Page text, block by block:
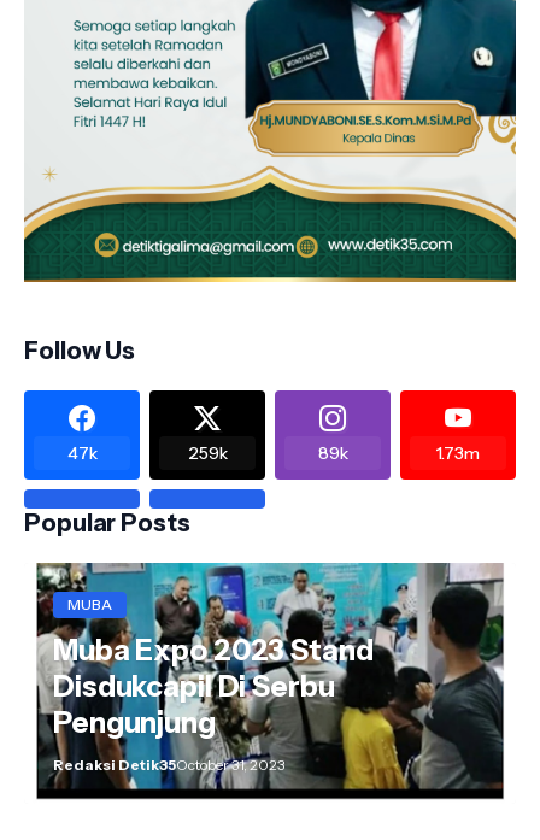
Follow Us
47k 259k 89k 1.73m
Popular Posts
MUBA
Muba Expo 2023 Stand
Disdukcapil Di Serbu
Pengunjung
Redaksi Detik35October 31, 2023